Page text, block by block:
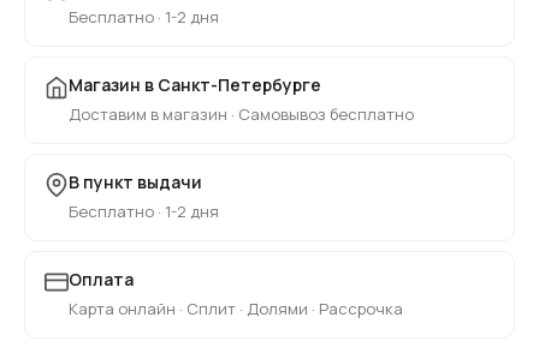
Бесплатно · 1-2 дня
Магазин в Санкт-Петербурге
Доставим в магазин · Самовывоз бесплатно
В пункт выдачи
Бесплатно · 1-2 дня
Оплата
Карта онлайн · Сплит · Долями · Рассрочка